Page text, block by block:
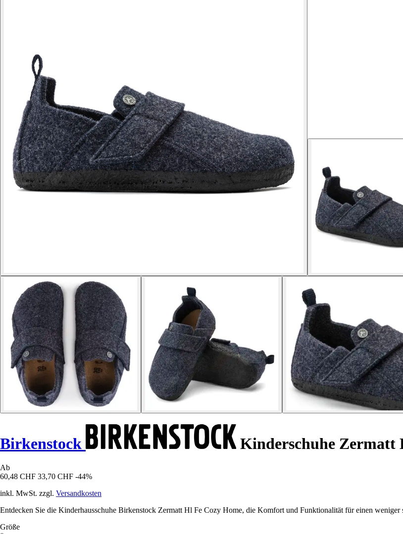
Birkenstock Kinderschuhe Zermatt
Ab
60,48 CHF 33,70 CHF -44%
inkl. MwSt. zzgl. Versandkosten
Entdecken Sie die Kinderhausschuhe Birkenstock Zermatt Hl Fe Cozy Home, die Komfort und Funktionalität für einen weniger
Größe